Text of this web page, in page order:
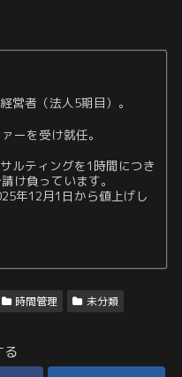
営者（法人5期目）。
ーを受け就任。
ルティングを1時間につき
け負っています。
年12月1日から値上げし
時間管理 未分類
る